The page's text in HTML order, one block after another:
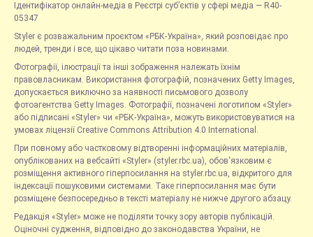
Ідентифікатор онлайн-медіа в Реєстрі суб’єктів у сфері медіа — R40-
05347
Styler є розважальним проєктом «РБК-Україна», який розповідає про
людей, тренди і все, що цікаво читати поза новинами.
Фотографії, ілюстрації та інші зображення належать їхнім
правовласникам. Використання фотографій, позначених Getty Images,
допускається виключно за наявності письмового дозволу
фотоагентства Getty Images. Фотографії, позначені логотипом «Styler»
або підписані «Styler» чи «РБК-Україна», можуть використовуватися на
умовах ліцензії Creative Commons Attribution 4.0 International.
При повному або частковому відтворенні інформаційних матеріалів,
опублікованих на вебсайті «Styler» (styler.rbc.ua), обов'язковим є
розміщення активного гіперпосилання на styler.rbc.ua, відкритого для
індексації пошуковими системами. Таке гіперпосилання має бути
розміщене безпосередньо в тексті матеріалу не нижче другого абзацу.
Редакція «Styler» може не поділяти точку зору авторів публікацій.
Оціночні судження, відповідно до законодавства України, не